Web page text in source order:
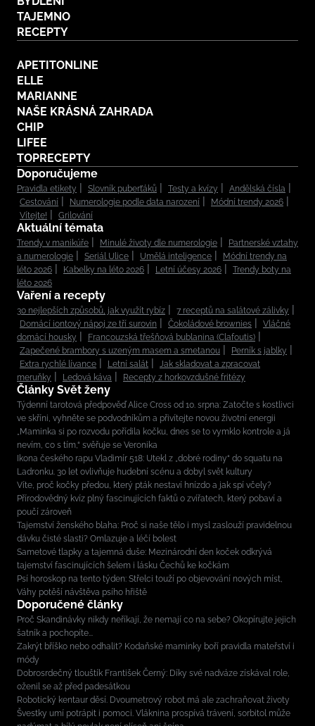
TAJEMNO
RECEPTY
APETITONLINE
ELLE
MARIANNE
NAŠE KRÁSNÁ ZAHRADA
CHIP
LIFEE
TOPRECEPTY
Doporučujeme
Pravidla etikety Slovník puberťáků Testy a kvízy
Andělská čísla
Cestování
Numerologie podle data narození
Módní trendy 2026
Vítejte!
Grilování
Aktuální témata
Trendy v manikúře Minulé životy dle numerologie
Partnerské vztahy
a numerologie
Seriál Ulice Umělá inteligence
Módní trendy na
léto 2026
Kabelky na léto 2026 Letní účesy 2026
Trendy boty na
léto 2026
Vaření a recepty
30 nejlepších způsobů, jak využít rybíz
7 receptů na salátové zálivky
Domácí iontový nápoj ze tří surovin
Čokoládové brownies
Vláčné
domácí housky
Francouzská třešňová bublanina (Clafoutis)
Zapečené brambory s uzeným masem a smetanou
Perník s jablky
Extra rychlé lívance
Letní salát
Jak skladovat a zpracovat
meruňky
Ledová káva Recepty z horkovzdušné fritézy
Články Svět ženy
Týdenní tarotová předpověď Alice Cross od 10. srpna: Zatočte s kostlivci
ve skříni, vyhněte se podvodníkům a přivítejte novou životní energii
„Maminka si po rozvodu pořídila kočku, dnes se to vymklo kontrole a já
nevím, co s tím,“ svěřuje se Veronika
Ikona českého rapu Vladimír 518: Utekl z „dobré rodiny“ do squatu na
Ladronku. 30 let ovlivňuje hudební scénu a dobyl svět kultury
Víte, proč kočky předou, který pták nestaví hnízdo a jak spí včely?
Přírodovědný kvíz plný fascinujících faktů o zvířatech, který pobaví a
poučí zároveň
Tajemství ženského blaha: Proč si naše tělo i mysl zaslouží pravidelnou
dávku čisté slasti? Omlazuje a léčí bolest
Sametové tlapky a tajemná duše: Mezinárodní den koček odkrývá
tajemství fascinujících šelem i lásku Čechů ke kočkám
Psí horoskop na tento týden: Střelci touží po objevování nových míst,
Váhy potěší návštěva psího hřiště
Doporučené články
Proč Skandinávky nikdy neříkají, že nemají co na sebe? Okopírujte jejich
šatník a pochopíte...
Zakrýt bříško nebo odhalit? Kodaňské maminky boří pravidla mateřství i
módy
Dobrosrdečný tlouštík František Černý: Díky své nadváze získával role,
oženil se až před padesátkou
Robotický kentaur děsí. Dvoumetrový robot má ale zachraňovat životy
Švestky umí potrápit i pomoci. Vláknina prospívá trávení, sorbitol může